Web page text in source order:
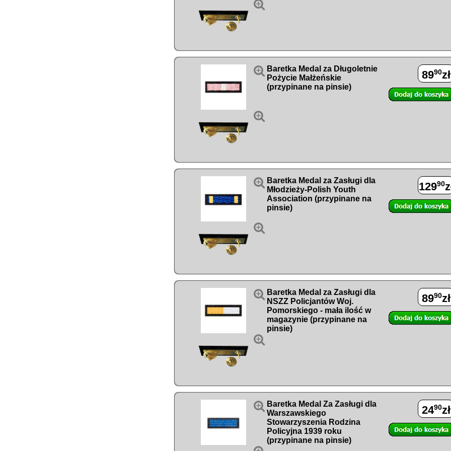



Baretka Medal za Długoletnie
Pożycie Małżeńskie
(przypinane na pinsie)
8990zł


Baretka Medal za Zasługi dla
Młodzieży-Polish Youth
Association (przypinane na
pinsie)
12990


Baretka Medal za Zasługi dla
NSZZ Policjantów Woj.
Pomorskiego - mała ilość w
magazynie (przypinane na
pinsie)
8990zł
 Baretka Medal Za Zasługi dla
Warszawskiego
Stowarzyszenia Rodzina
Policyjna 1939 roku
(przypinane na pinsie)
2490zł